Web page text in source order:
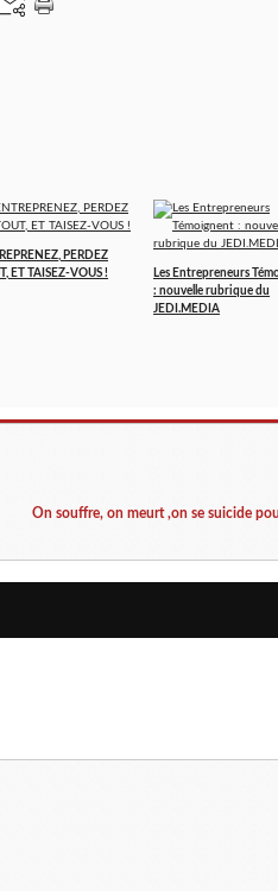
PERDEZ
ET TAISEZ-VOUS !
Les Entrepreneurs
: nouvelle rubrique du
JEDI.MEDIA
On souffre, on meurt ,on se suicide